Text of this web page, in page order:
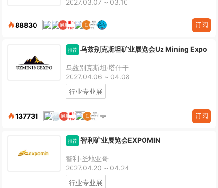
2027.03.07 ~ 03.10
88830 订阅
推荐 乌兹别克斯坦矿业展览会Uz Mining Expo
乌兹别克斯坦·塔什干
2027.04.06 ~ 04.08
行业专业展
137731 订阅
推荐 智利矿业展览会EXPOMIN
智利·圣地亚哥
2027.04.20 ~ 04.24
行业专业展